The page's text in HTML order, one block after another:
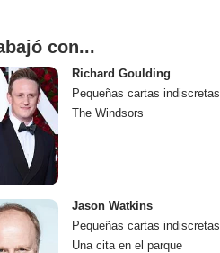
con...
Richard Goulding
Pequeñas cartas indiscretas
The Windsors
Jason Watkins
Pequeñas cartas indiscretas
Una cita en el parque